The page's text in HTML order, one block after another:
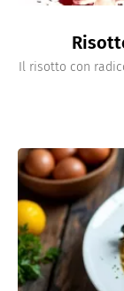
Il risotto con